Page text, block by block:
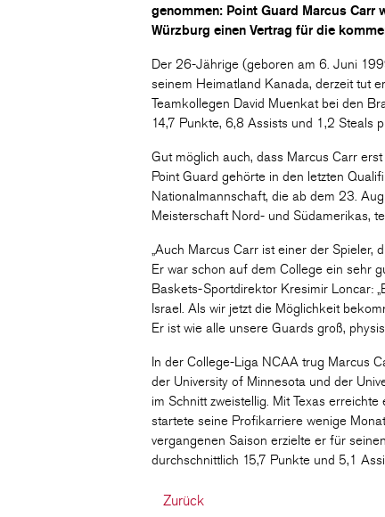
genommen: Point Guard Marcus
Würzburg einen Vertrag für die
Der 26-Jährige (geboren am 6. Juni
seinem Heimatland Kanada, derzeit tut
Teamkollegen David Muenkat bei den
14,7 Punkte, 6,8 Assists und 1,2 Steals
Gut möglich auch, dass Marcus Carr
Point Guard gehörte in den letzten
Nationalmannschaft, die ab dem 23.
Meisterschaft Nord- und Südamerikas,
„Auch Marcus Carr ist einer der
Er war schon auf dem College ein sehr
Baskets-Sportdirektor Kresimir Loncar:
Israel. Als wir jetzt die Möglichkeit
Er ist wie alle unsere Guards groß,
In der College-Liga NCAA trug Marcus
der University of Minnesota und der
im Schnitt zweistellig. Mit Texas
startete seine Profikarriere wenige
vergangenen Saison erzielte er für
durchschnittlich 15,7 Punkte und 5,1
Zurück